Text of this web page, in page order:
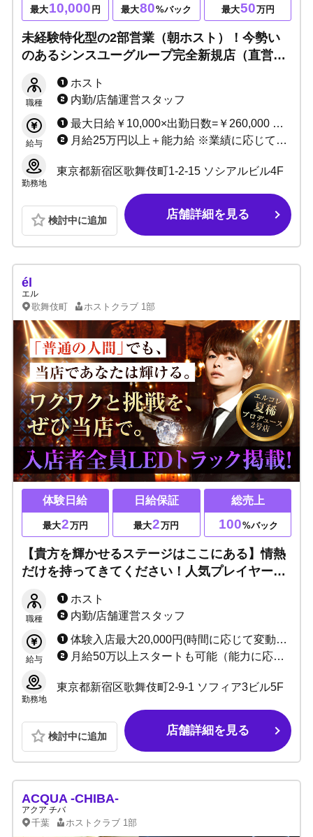
最大10,000 円 最大80%バック 最大50万円
未経験特化型の2部営業（朝ホスト）！今勢い
のあるシンスユーグループ完全新規店（直営
ャンス大！
職種
ホスト
内勤/店舗運営スタッフ
給与
最大日給￥10,000×出勤日数=￥260,000 売上バック(最大80％)＋指名料＋同伴料＋各種賞金 入店祝い金制度あり（最大50万円！）
月給25万円以上＋能力給 ※業績に応じて昇給随時
勤務地
東京都新宿区歌舞伎町1-2-15 ソシアルビル4F
検討中に追加 店舗詳細を見る
él
エル
歌舞伎町 ホストクラブ 1部
体験日給
最大2万円
日給保証
最大2万円
総売上
100%バック
【貴方を輝かせるステージはここにある】情熱
だけを持ってきてください！人気プレイヤーま
験者・上京希望者大歓迎！
職種
ホスト
内勤/店舗運営スタッフ
給与
体験入店最大20,000円(時間に応じて変動あり) ・遠方の方交通費支給(応相談) ・各種賞金/賞与あり ・1日体験入店制度あり ・入店祝い金、支度金完備
月給50万以上スタートも可能（能力に応じる） ※ただいま内勤者【急募中】のため、移籍金or入店祝い金ご用意あり！
勤務地
東京都新宿区歌舞伎町2-9-1 ソフィア3ビル5F
検討中に追加 店舗詳細を見る
ACQUA -CHIBA-
アクア チバ
千葉 ホストクラブ 1部